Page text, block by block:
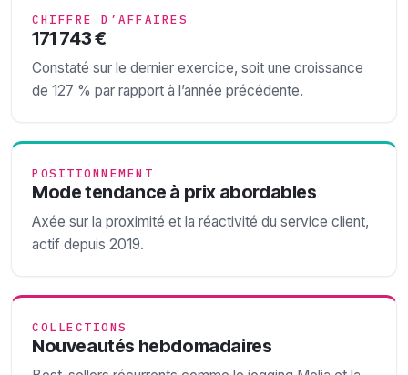
CHIFFRE D’AFFAIRES
171 743 €
Constaté sur le dernier exercice, soit une croissance
de 127 % par rapport à l’année précédente.
POSITIONNEMENT
Mode tendance à prix abordables
Axée sur la proximité et la réactivité du service client,
actif depuis 2019.
COLLECTIONS
Nouveautés hebdomadaires